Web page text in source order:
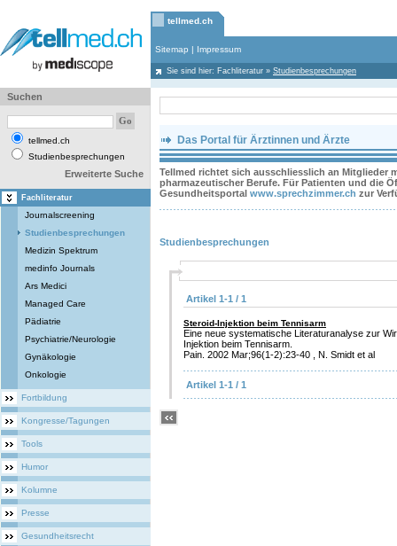
tellmed.ch
Sitemap | Impressum
Sie sind hier: Fachliteratur » Studienbesprechungen
Suchen
tellmed.ch
Studienbesprechungen
Erweiterte Suche
Fachliteratur
Journalscreening
Studienbesprechungen
Medizin Spektrum
medinfo Journals
Ars Medici
Managed Care
Pädiatrie
Psychiatrie/Neurologie
Gynäkologie
Onkologie
Fortbildung
Kongresse/Tagungen
Tools
Humor
Kolumne
Presse
Gesundheitsrecht
Das Portal für Ärztinnen und Ärzte
Tellmed richtet sich ausschliesslich an Mitglieder
pharmazeutischer Berufe. Für Patienten und die
Gesundheitsportal www.sprechzimmer.ch zur
Studienbesprechungen
Artikel 1-1 / 1
Steroid-Injektion beim Tennisarm
Eine neue systematische Literaturanalyse zur
Injektion beim Tennisarm.
Pain. 2002 Mar;96(1-2):23-40 , N. Smidt et al
Artikel 1-1 / 1